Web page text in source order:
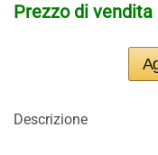
Prezzo di vendita
Descrizione